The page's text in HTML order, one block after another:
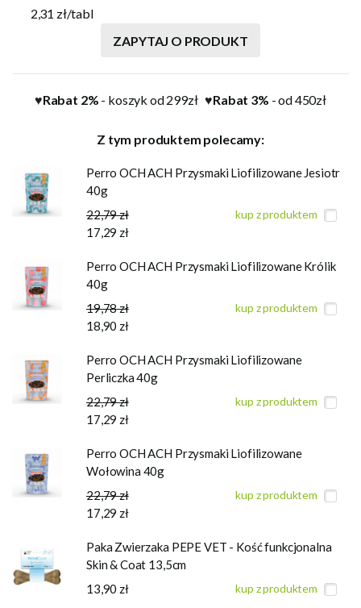
2,31 zł/tabl
ZAPYTAJ O PRODUKT
♥Rabat 2% - koszyk od 299zł♥Rabat 3% - od 450zł
Z tym produktem polecamy:
Perro OCH ACH Przysmaki Liofilizowane Jesiotr
40g
22,79 zł
17,29 zł
kup z produktem
Perro OCH ACH Przysmaki Liofilizowane Królik
40g
19,78 zł
18,90 zł
kup z produktem
Perro OCH ACH Przysmaki Liofilizowane
Perliczka 40g
22,79 zł
17,29 zł
kup z produktem
Perro OCH ACH Przysmaki Liofilizowane
Wołowina 40g
22,79 zł
17,29 zł
kup z produktem
Paka Zwierzaka PEPE VET - Kość funkcjonalna
Skin & Coat 13,5cm
13,90 zł
kup z produktem